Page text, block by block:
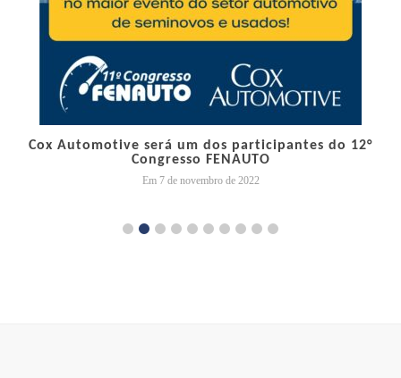
Cox Automotive será um dos participantes do 12°
Congresso FENAUTO
Em 7 de novembro de 2022